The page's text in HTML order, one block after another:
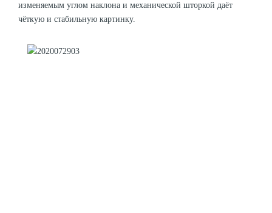
изменяемым углом наклона и механической шторкой даёт
чёткую и стабильную картинку.